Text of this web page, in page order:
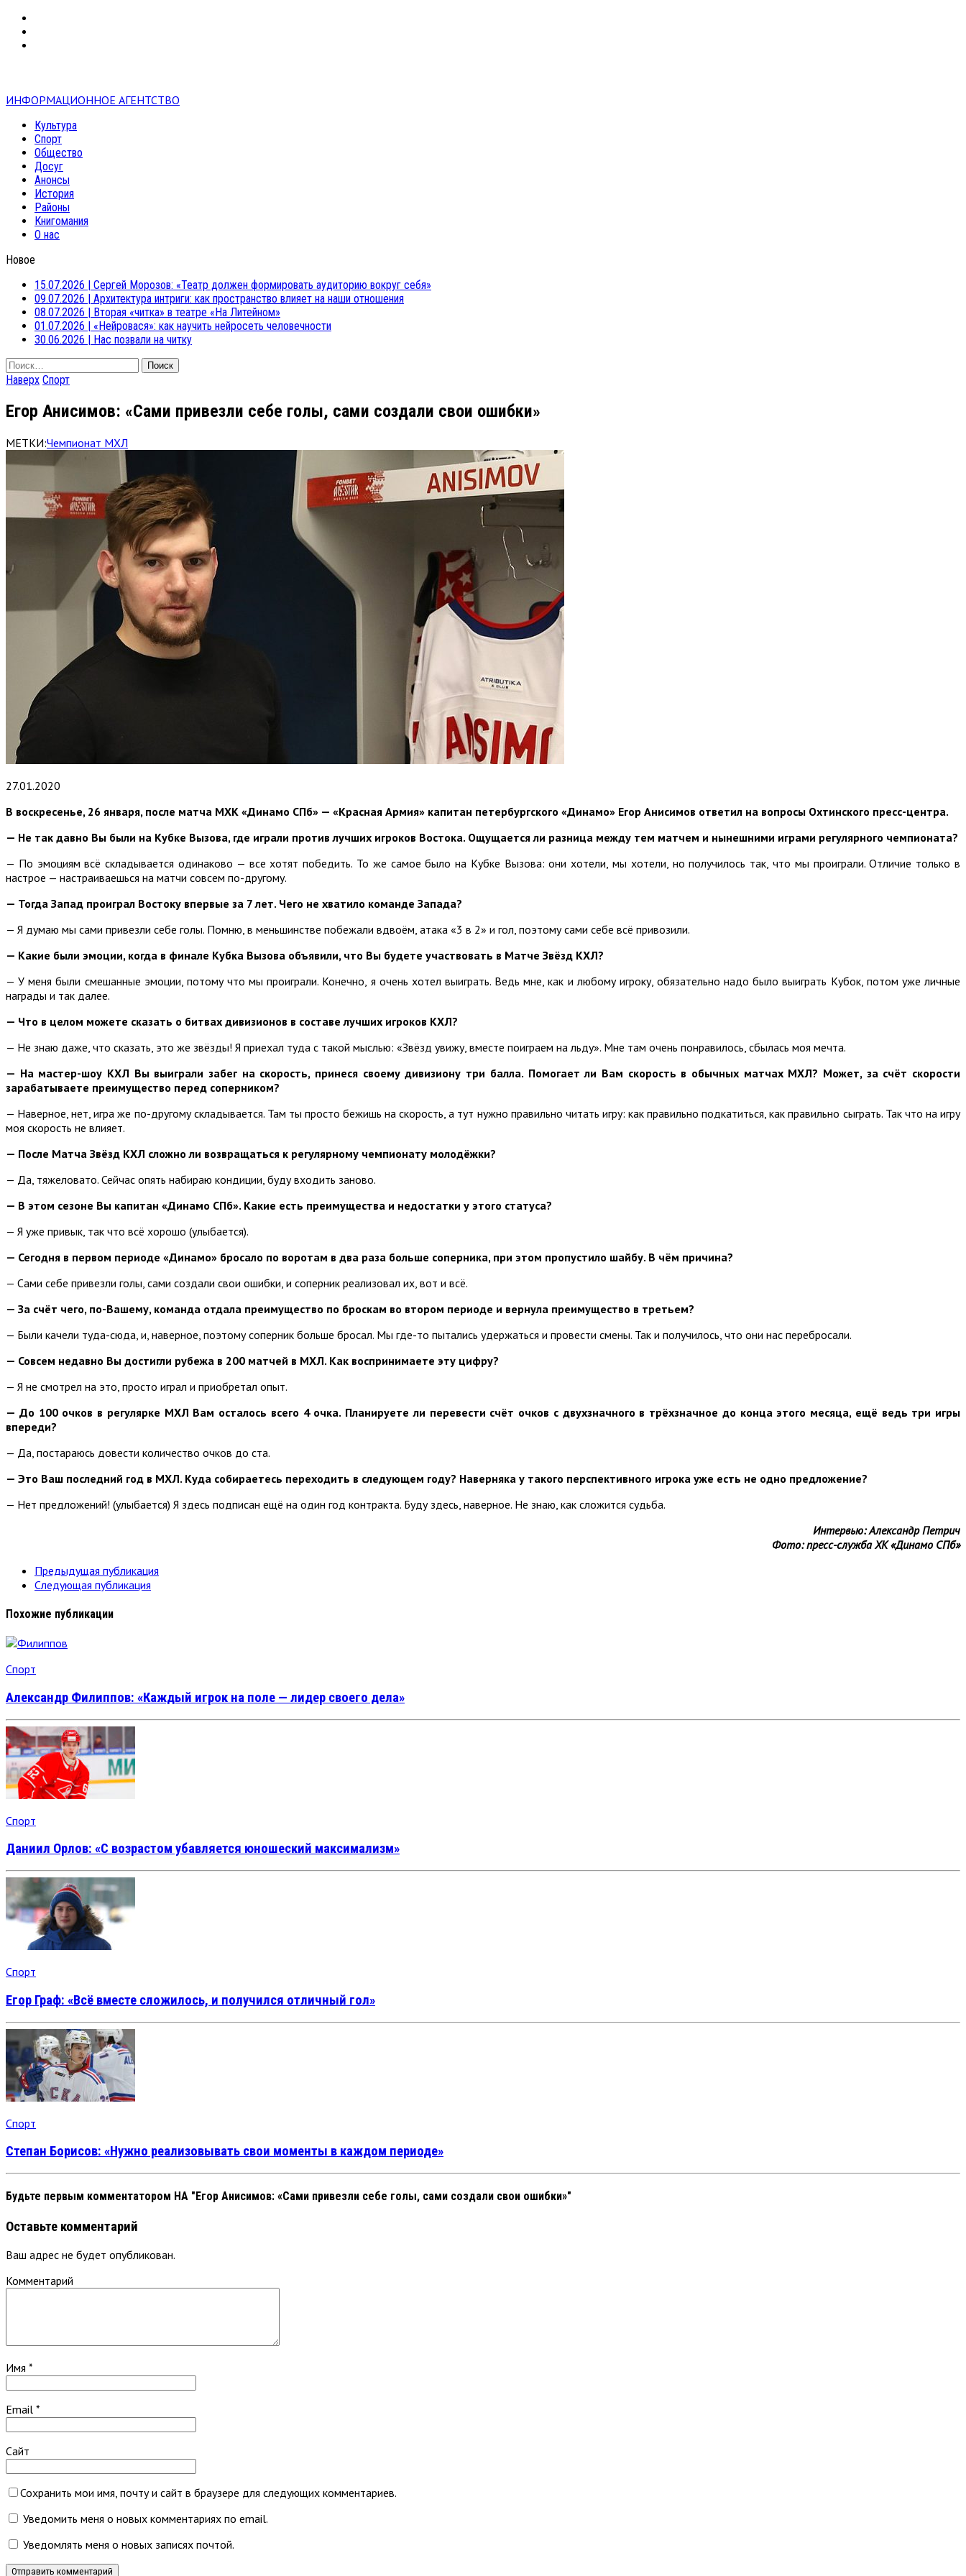
ИНФОРМАЦИОННОЕ АГЕНТСТВО
Культура
Спорт
Общество
Досуг
Анонсы
История
Районы
Книгомания
О нас
Новое
15.07.2026 | Сергей Морозов: «Театр должен формировать аудиторию вокруг себя»
09.07.2026 | Архитектура интриги: как пространство влияет на наши отношения
08.07.2026 | Вторая «читка» в театре «На Литейном»
01.07.2026 | «Нейровася»: как научить нейросеть человечности
30.06.2026 | Нас позвали на читку
Найти:
Наверх Спорт
Егор Анисимов: «Сами привезли себе голы, сами создали свои ошибки»
МЕТКИ:Чемпионат МХЛ
27.01.2020
В воскресенье, 26 января, после матча МХК «Динамо СПб» — «Красная Армия» капитан петербургского «Динамо» Егор Анисимов ответил на вопросы Охтинского пресс-центра.
— Не так давно Вы были на Кубке Вызова, где играли против лучших игроков Востока. Ощущается ли разница между тем матчем и нынешними играми регулярного чемпионата?
— По эмоциям всё складывается одинаково — все хотят победить. То же самое было на Кубке Вызова: они хотели, мы хотели, но получилось так, что мы проиграли. Отличие только в
настрое — настраиваешься на матчи совсем по-другому.
— Тогда Запад проиграл Востоку впервые за 7 лет. Чего не хватило команде Запада?
— Я думаю мы сами привезли себе голы. Помню, в меньшинстве побежали вдвоём, атака «3 в 2» и гол, поэтому сами себе всё привозили.
— Какие были эмоции, когда в финале Кубка Вызова объявили, что Вы будете участвовать в Матче Звёзд КХЛ?
— У меня были смешанные эмоции, потому что мы проиграли. Конечно, я очень хотел выиграть. Ведь мне, как и любому игроку, обязательно надо было выиграть Кубок, потом уже личные
награды и так далее.
— Что в целом можете сказать о битвах дивизионов в составе лучших игроков КХЛ?
— Не знаю даже, что сказать, это же звёзды! Я приехал туда с такой мыслью: «Звёзд увижу, вместе поиграем на льду». Мне там очень понравилось, сбылась моя мечта.
— На мастер-шоу КХЛ Вы выиграли забег на скорость, принеся своему дивизиону три балла. Помогает ли Вам скорость в обычных матчах МХЛ? Может, за счёт скорости
зарабатываете преимущество перед соперником?
— Наверное, нет, игра же по-другому складывается. Там ты просто бежишь на скорость, а тут нужно правильно читать игру: как правильно подкатиться, как правильно сыграть. Так что на игру
моя скорость не влияет.
— После Матча Звёзд КХЛ сложно ли возвращаться к регулярному чемпионату молодёжки?
— Да, тяжеловато. Сейчас опять набираю кондиции, буду входить заново.
— В этом сезоне Вы капитан «Динамо СПб». Какие есть преимущества и недостатки у этого статуса?
— Я уже привык, так что всё хорошо (улыбается).
— Сегодня в первом периоде «Динамо» бросало по воротам в два раза больше соперника, при этом пропустило шайбу. В чём причина?
— Сами себе привезли голы, сами создали свои ошибки, и соперник реализовал их, вот и всё.
— За счёт чего, по-Вашему, команда отдала преимущество по броскам во втором периоде и вернула преимущество в третьем?
— Были качели туда-сюда, и, наверное, поэтому соперник больше бросал. Мы где-то пытались удержаться и провести смены. Так и получилось, что они нас перебросали.
— Совсем недавно Вы достигли рубежа в 200 матчей в МХЛ. Как воспринимаете эту цифру?
— Я не смотрел на это, просто играл и приобретал опыт.
— До 100 очков в регулярке МХЛ Вам осталось всего 4 очка. Планируете ли перевести счёт очков с двухзначного в трёхзначное до конца этого месяца, ещё ведь три игры
впереди?
— Да, постараюсь довести количество очков до ста.
— Это Ваш последний год в МХЛ. Куда собираетесь переходить в следующем году? Наверняка у такого перспективного игрока уже есть не одно предложение?
— Нет предложений! (улыбается) Я здесь подписан ещё на один год контракта. Буду здесь, наверное. Не знаю, как сложится судьба.
Интервью: Александр Петрич
Фото: пресс-служба ХК «Динамо СПб»
Предыдущая публикация
Следующая публикация
Похожие публикации
Спорт
Александр Филиппов: «Каждый игрок на поле — лидер своего дела»
Спорт
Даниил Орлов: «С возрастом убавляется юношеский максимализм»
Спорт
Егор Граф: «Всё вместе сложилось, и получился отличный гол»
Спорт
Степан Борисов: «Нужно реализовывать свои моменты в каждом периоде»
Будьте первым комментатором НА "Егор Анисимов: «Сами привезли себе голы, сами создали свои ошибки»"
Оставьте комментарий
Ваш адрес не будет опубликован.
Комментарий
Имя *
Email *
Сайт
Сохранить мои имя, почту и сайт в браузере для следующих комментариев.
Уведомить меня о новых комментариях по email.
Уведомлять меня о новых записях почтой.